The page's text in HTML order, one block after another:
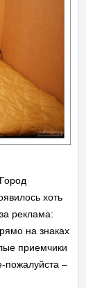
хоть
реклама:
на знаках
приемчики
пожалуйста –